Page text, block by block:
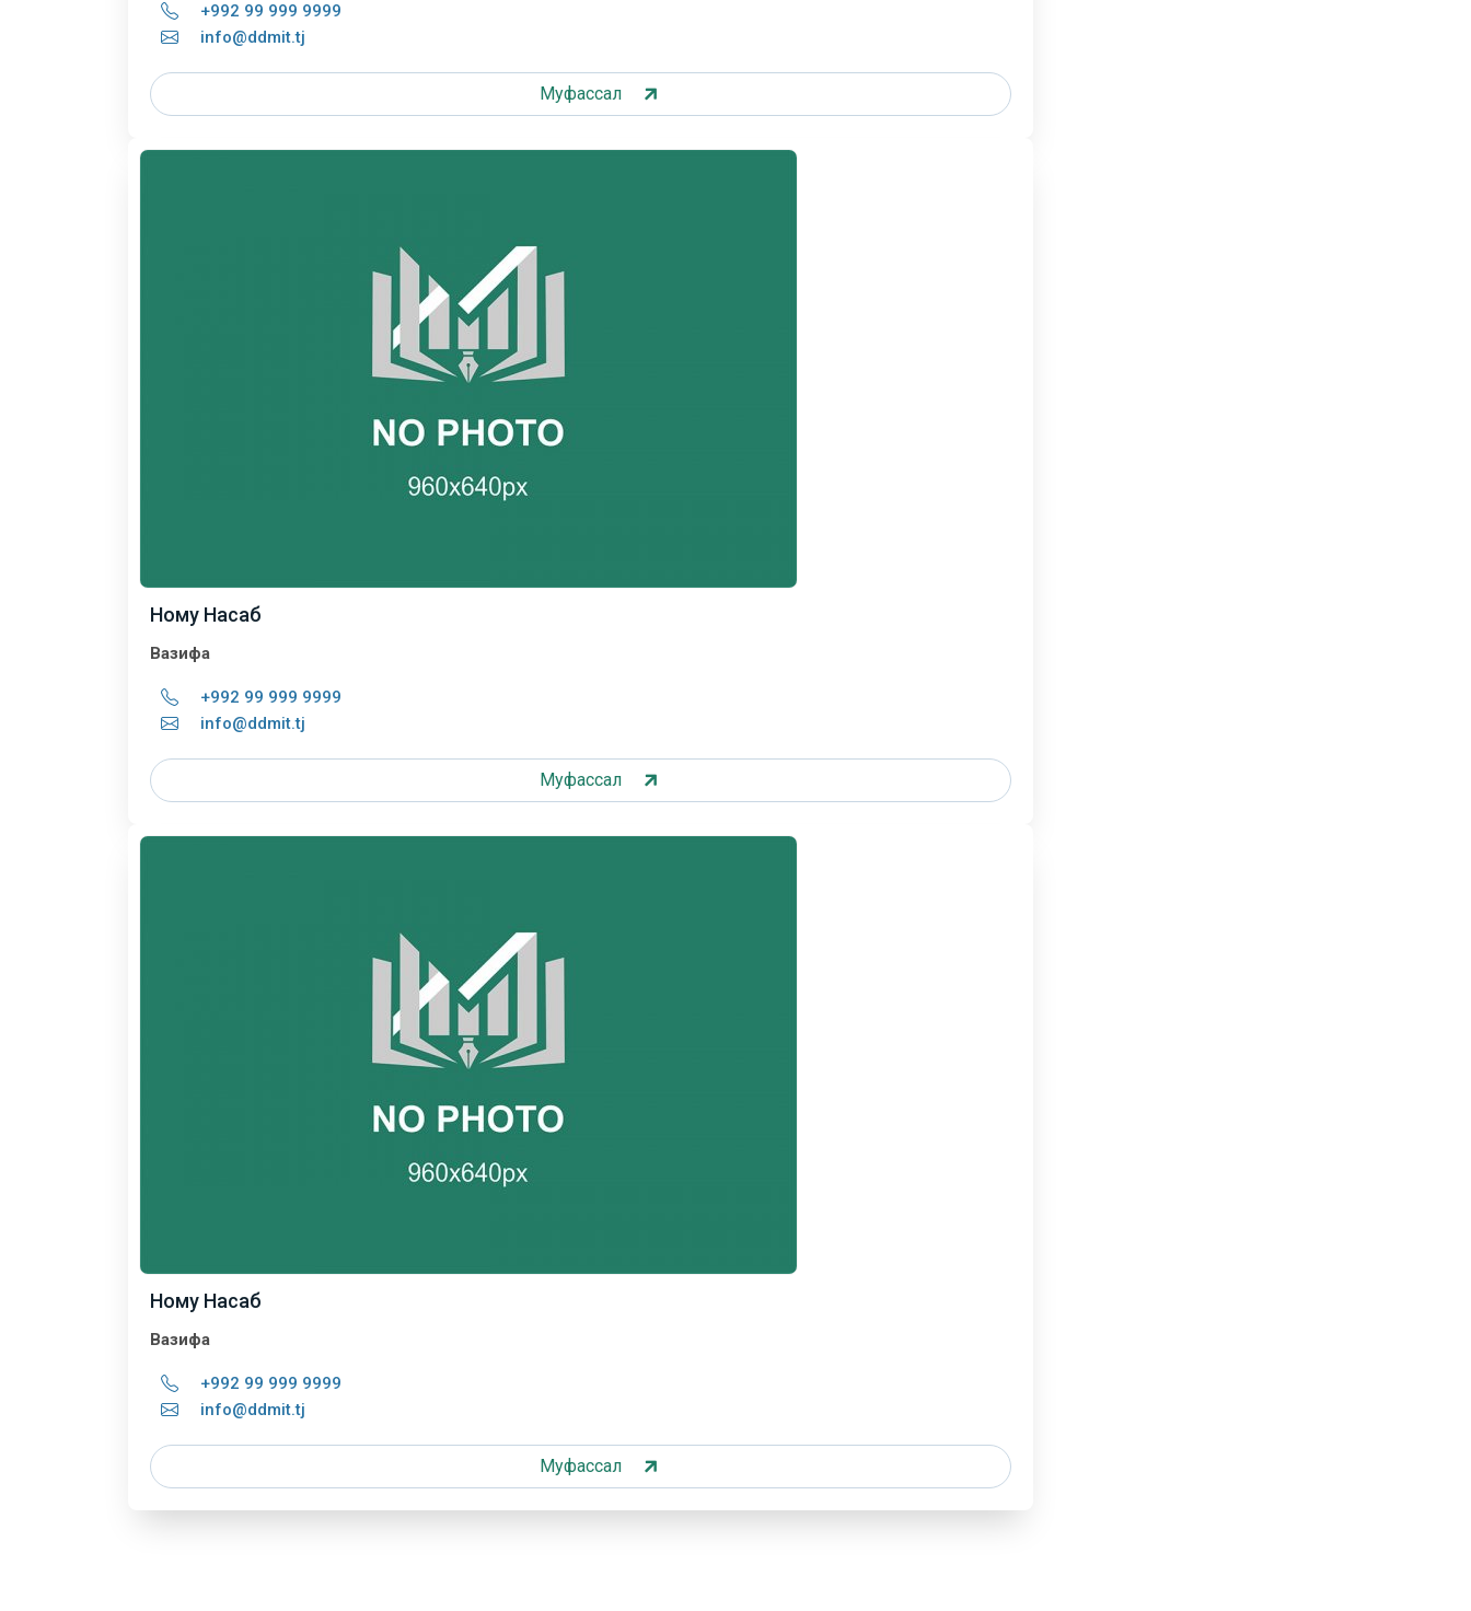
+992 99 999 9999
info@ddmit.tj
Муфассал
Ному Насаб
Вазифа
+992 99 999 9999
info@ddmit.tj
Муфассал
Ному Насаб
Вазифа
+992 99 999 9999
info@ddmit.tj
Муфассал